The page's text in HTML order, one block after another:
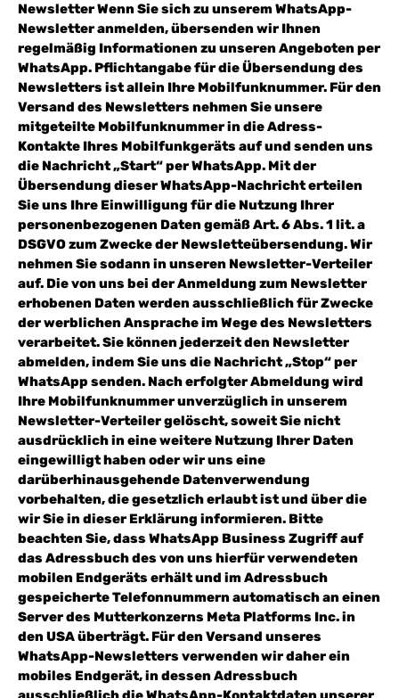
Newsletter Wenn Sie sich zu unserem WhatsApp-
Newsletter anmelden, übersenden wir Ihnen
regelmäßig Informationen zu unseren Angeboten per
WhatsApp. Pflichtangabe für die Übersendung des
Newsletters ist allein Ihre Mobilfunknummer. Für den
Versand des Newsletters nehmen Sie unsere
mitgeteilte Mobilfunknummer in die Adress-
Kontakte Ihres Mobilfunkgeräts auf und senden uns
die Nachricht „Start“ per WhatsApp. Mit der
Übersendung dieser WhatsApp-Nachricht erteilen
Sie uns Ihre Einwilligung für die Nutzung Ihrer
personenbezogenen Daten gemäß Art. 6 Abs. 1 lit. a
DSGVO zum Zwecke der Newsletteübersendung. Wir
nehmen Sie sodann in unseren Newsletter-Verteiler
auf. Die von uns bei der Anmeldung zum Newsletter
erhobenen Daten werden ausschließlich für Zwecke
der werblichen Ansprache im Wege des Newsletters
verarbeitet. Sie können jederzeit den Newsletter
abmelden, indem Sie uns die Nachricht „Stop“ per
WhatsApp senden. Nach erfolgter Abmeldung wird
Ihre Mobilfunknummer unverzüglich in unserem
Newsletter-Verteiler gelöscht, soweit Sie nicht
ausdrücklich in eine weitere Nutzung Ihrer Daten
eingewilligt haben oder wir uns eine
darüberhinausgehende Datenverwendung
vorbehalten, die gesetzlich erlaubt ist und über die
wir Sie in dieser Erklärung informieren. Bitte
beachten Sie, dass WhatsApp Business Zugriff auf
das Adressbuch des von uns hierfür verwendeten
mobilen Endgeräts erhält und im Adressbuch
gespeicherte Telefonnummern automatisch an einen
Server des Mutterkonzerns Meta Platforms Inc. in
den USA überträgt. Für den Versand unseres
WhatsApp-Newsletters verwenden wir daher ein
mobiles Endgerät, in dessen Adressbuch